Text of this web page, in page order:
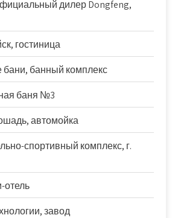
дилер Dongfeng,
гостиница
бани, банный комплекс
баня №3
автомойка
спортивный комплекс, г.
отель
завод